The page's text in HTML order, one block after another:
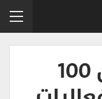
بمشاركة أكثر من 100